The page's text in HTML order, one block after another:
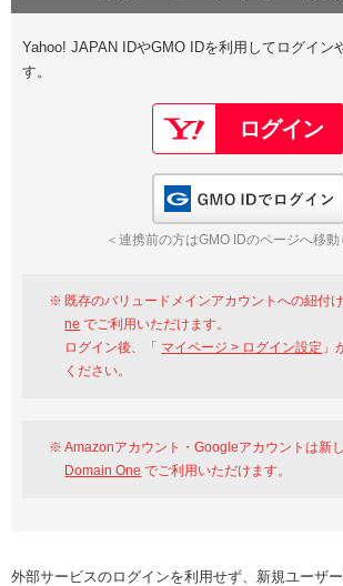
Yahoo! JAPAN IDやGMO IDを利用してログイン
す。
＜連携前の方はGMO IDのページへ移動
既存のバリュードメインアカウントへの紐付
ne でご利用いただけます。
ログイン後、「 マイページ > ログイン設定 」
ください。
Amazonアカウント・Googleアカウントは新
Domain One でご利用いただけます。
外部サービスのログインを利用せず、新規ユーザ